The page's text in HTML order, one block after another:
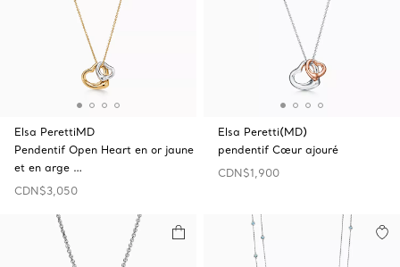
Elsa PerettiMD
Pendentif Open Heart en or jaune
et en arge …
CDN$3,050
Elsa Peretti(MD)
pendentif Cœur ajouré
CDN$1,900